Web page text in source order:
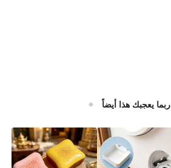
ربما يعجبك هذا أيضاً